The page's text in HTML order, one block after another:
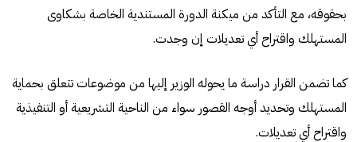
بحقوقه، مع التأكد من ميكنة الدورة المستندية الخاصة بشكاوى
المستهلك واقتراح أي تعديلات إن وجدت.
كما تضمن القرار دراسة ما يحوله الوزير إليها من موضوعات تتعلق بحماية
المستهلك وتحديد أوجه القصور سواء من الناحية التشريعية أو التنفيذية
واقتراح أي تعديلات.